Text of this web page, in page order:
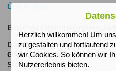
ÜBER UNS
Berufsausübungsgemeinschaft
Dr. med.
Gesine Jetschmann
Steffen Christian Kohl
Herzlich willkommen! Um
zu gestalten und fortlaufend
wir Cookies. So können wir
Nutzererlebnis bieten.